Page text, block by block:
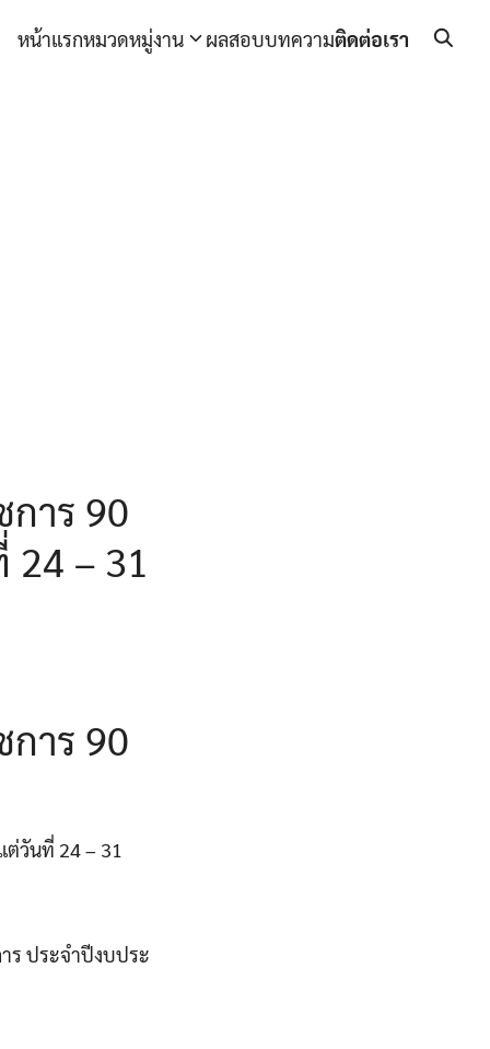
หน้าแรกหมวดหมู่งาน ผลสอบบทความติดต่อเรา
าร 90
24 – 31
าร 90
วันที่ 24 – 31
ร ประจำปีงบประ